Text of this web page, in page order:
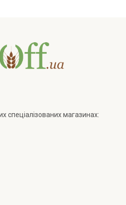
спеціалізованих магазинах: